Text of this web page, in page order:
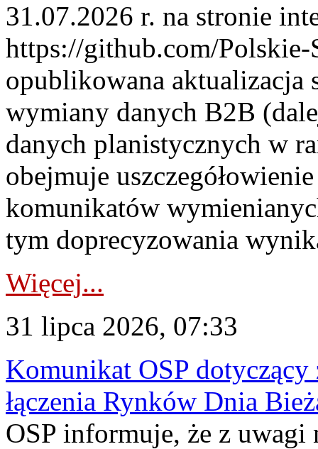
31.07.2026 r. na stronie
https://github.com/Polskie-
opublikowana aktualizacja
wymiany danych B2B
danych planistycznych w
obejmuje
komunikatów
tym doprecyzowania
Więcej...
31 lipca 2026, 07:33
Komunikat OSP dotyczący
łączenia Rynków Dnia
OSP informuje, że z uwagi